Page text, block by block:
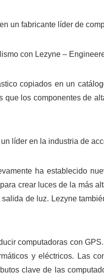
un fabricante líder de
con Lezyne –
copiados en un
los componentes de
líder en la industria de
ha establecido
crear luces de la más
de luz. Lezyne
computadoras con
y eléctricos. Las
clave de las